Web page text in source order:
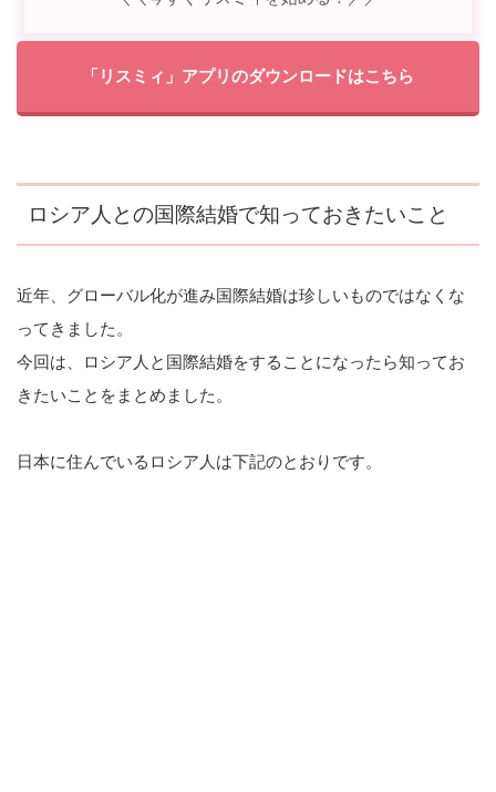
「リスミィ」アプリのダウンロードはこちら
ロシア人との国際結婚で知っておきたいこと
近年、グローバル化が進み国際結婚は珍しいものではなくな
ってきました。
今回は、ロシア人と国際結婚をすることになったら知ってお
きたいことをまとめました。
日本に住んでいるロシア人は下記のとおりです。